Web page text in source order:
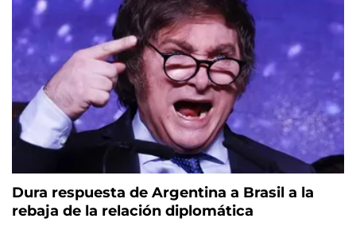
Dura respuesta de Argentina a Brasil a la
rebaja de la relación diplomática